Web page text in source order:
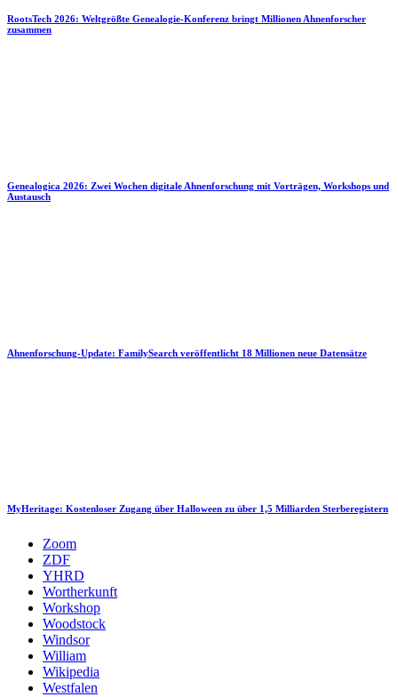
RootsTech 2026: Weltgrößte Genealogie-Konferenz bringt Millionen Ahnenforscher
zusammen
Genealogica 2026: Zwei Wochen digitale Ahnenforschung mit Vorträgen, Workshops und
Austausch
Ahnenforschung-Update: FamilySearch veröffentlicht 18 Millionen neue Datensätze
MyHeritage: Kostenloser Zugang über Halloween zu über 1,5 Milliarden Sterberegistern
Zoom
ZDF
YHRD
Wortherkunft
Workshop
Woodstock
Windsor
William
Wikipedia
Westfalen